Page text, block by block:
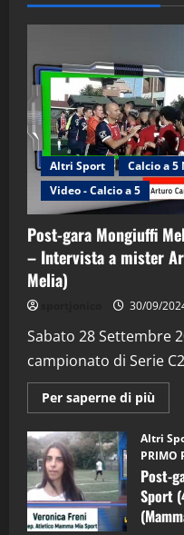
Altri Sport Calcio a 5
Video - Calcio a 5
Post-gara Mongiuffi
– Intervista a mister
Melia)
30/09/
Sabato 28 Settembre
campionato di Serie
Per saperne di più
gara
–
Mia
Altri
PRIMO
Post-
Sport
2 28/
3 21/